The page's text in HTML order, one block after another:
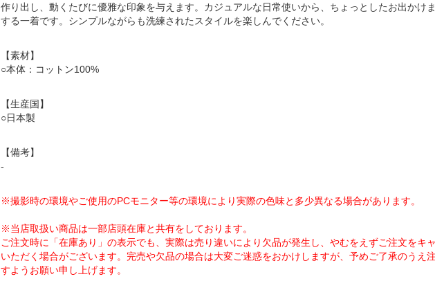
作り出し、動くたびに優雅な印象を与えます。カジュアルな日常使いから、ちょっとしたお出かけ
する一着です。シンプルながらも洗練されたスタイルを楽しんでください。
【素材】
○本体：コットン100%
【生産国】
○日本製
【備考】
-
※撮影時の環境やご使用のPCモニター等の環境により実際の色味と多少異なる場合があります。
※当店取扱い商品は一部店頭在庫と共有をしております。
ご注文時に「在庫あり」の表示でも、実際は売り違いにより欠品が発生し、やむをえずご注文をキ
いただく場合がございます。完売や欠品の場合は大変ご迷惑をおかけしますが、予めご了承のうえ
すようお願い申し上げます。